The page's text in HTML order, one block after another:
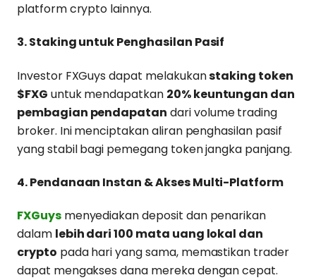
platform crypto lainnya.
3. Staking untuk Penghasilan Pasif
Investor FXGuys dapat melakukanstaking token
$FXG untuk mendapatkan 20% keuntungan dan
pembagian pendapatan dari volume trading
broker. Ini menciptakan aliran penghasilan pasif
yang stabil bagi pemegang token jangka panjang.
4. Pendanaan Instan & Akses Multi-Platform
FXGuysmenyediakan deposit dan penarikan
dalam lebih dari 100 mata uang lokal dan
crypto pada hari yang sama, memastikan trader
dapat mengakses dana mereka dengan cepat.